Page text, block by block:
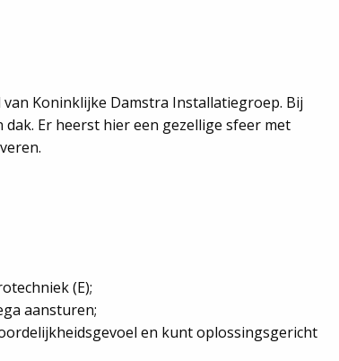
Koninklijke Damstra Installatiegroep. Bij
Er heerst hier een gezellige sfeer met
(E);
aansturen;
en kunt oplossingsgericht